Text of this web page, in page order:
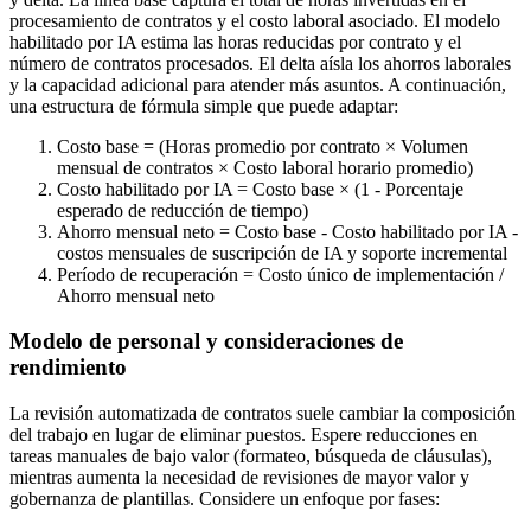
procesamiento de contratos y el costo laboral asociado. El modelo
habilitado por IA estima las horas reducidas por contrato y el
número de contratos procesados. El delta aísla los ahorros laborales
y la capacidad adicional para atender más asuntos. A continuación,
una estructura de fórmula simple que puede adaptar:
Costo base = (Horas promedio por contrato × Volumen
mensual de contratos × Costo laboral horario promedio)
Costo habilitado por IA = Costo base × (1 - Porcentaje
esperado de reducción de tiempo)
Ahorro mensual neto = Costo base - Costo habilitado por IA -
costos mensuales de suscripción de IA y soporte incremental
Período de recuperación = Costo único de implementación /
Ahorro mensual neto
Modelo de personal y consideraciones de
rendimiento
La revisión automatizada de contratos suele cambiar la composición
del trabajo en lugar de eliminar puestos. Espere reducciones en
tareas manuales de bajo valor (formateo, búsqueda de cláusulas),
mientras aumenta la necesidad de revisiones de mayor valor y
gobernanza de plantillas. Considere un enfoque por fases: